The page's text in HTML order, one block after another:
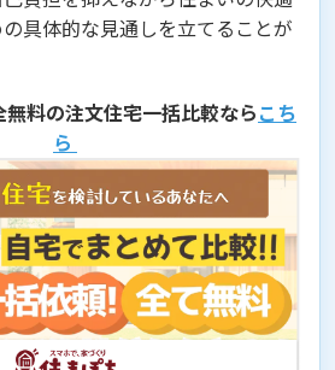
具体的な見通しを立てることが
料の注文住宅一括比較ならこち
ら